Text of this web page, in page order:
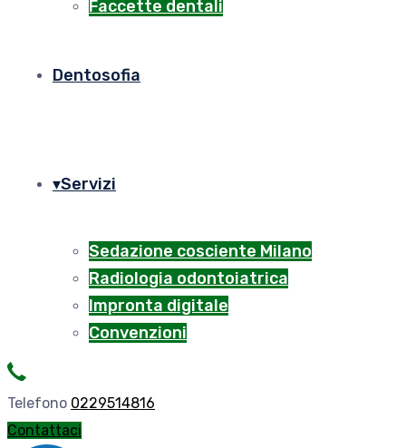
Faccette dentali
Dentosofia
Servizi
Sedazione cosciente Milano
Radiologia odontoiatrica
Impronta digitale
Convenzioni
Telefono 0229514816
Contattaci